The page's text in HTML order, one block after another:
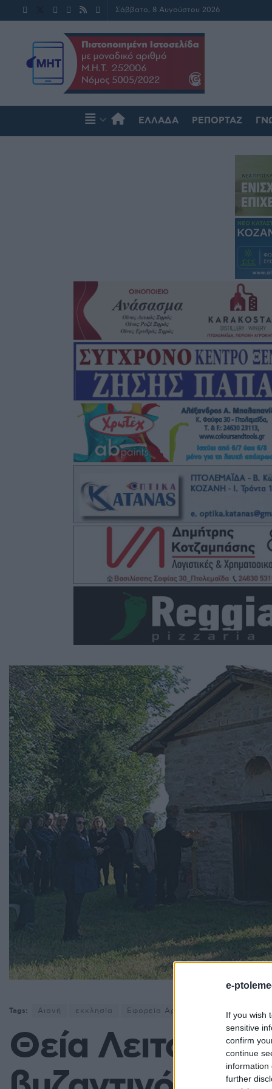
e-
If you wish
sensitive
confirm
continue
information
further
Σάββατο, 8 Αυγούστου 2026
ΕΛΛΆΔΑ ΡΕΠΟΡΤΆΖ
Tags: Αιανή εκκλησία Εφορεία Αρχαιοτήτων Κοζάνης
Θεία